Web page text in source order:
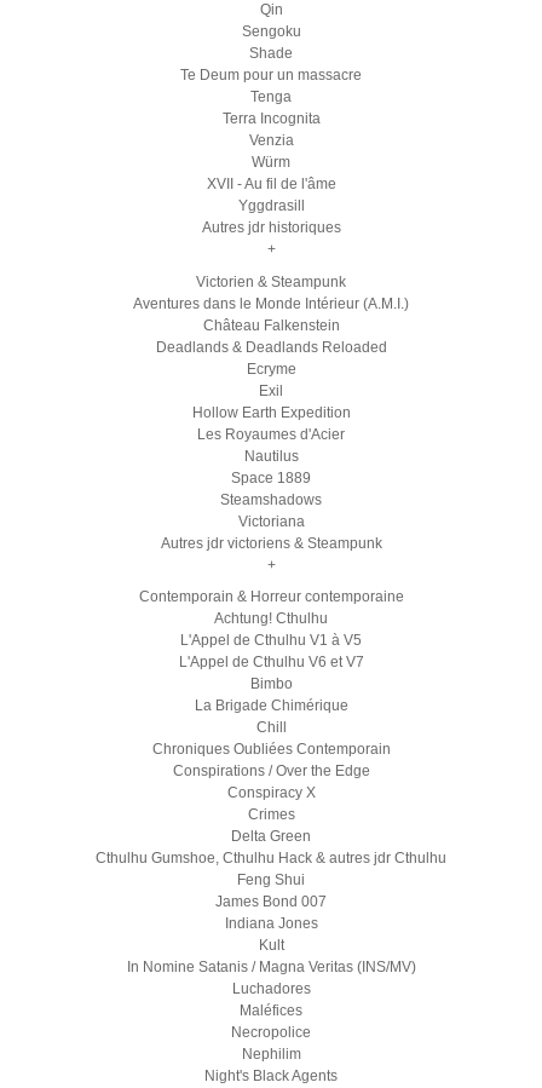
Qin
Sengoku
Shade
Te Deum pour un massacre
Tenga
Terra Incognita
Venzia
Würm
XVII - Au fil de l'âme
Yggdrasill
Autres jdr historiques
+
Victorien & Steampunk
Aventures dans le Monde Intérieur (A.M.I.)
Château Falkenstein
Deadlands & Deadlands Reloaded
Ecryme
Exil
Hollow Earth Expedition
Les Royaumes d'Acier
Nautilus
Space 1889
Steamshadows
Victoriana
Autres jdr victoriens & Steampunk
+
Contemporain & Horreur contemporaine
Achtung! Cthulhu
L'Appel de Cthulhu V1 à V5
L'Appel de Cthulhu V6 et V7
Bimbo
La Brigade Chimérique
Chill
Chroniques Oubliées Contemporain
Conspirations / Over the Edge
Conspiracy X
Crimes
Delta Green
Cthulhu Gumshoe, Cthulhu Hack & autres jdr Cthulhu
Feng Shui
James Bond 007
Indiana Jones
Kult
In Nomine Satanis / Magna Veritas (INS/MV)
Luchadores
Maléfices
Necropolice
Nephilim
Night's Black Agents